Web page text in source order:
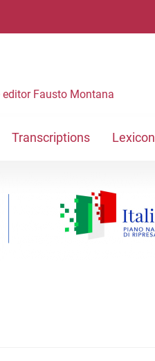
editor Fausto Montana
Transcriptions Lexicon